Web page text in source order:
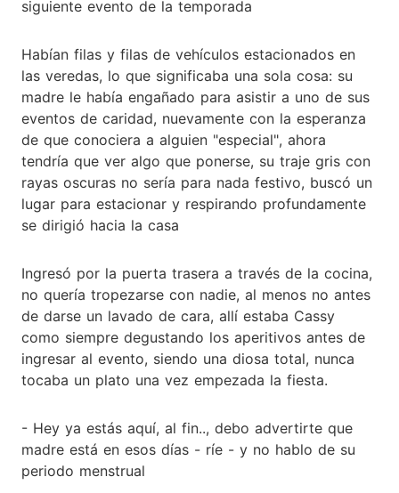
siguiente evento de la temporada
Habían filas y filas de vehículos estacionados en
las veredas, lo que significaba una sola cosa: su
madre le había engañado para asistir a uno de sus
eventos de caridad, nuevamente con la esperanza
de que conociera a alguien "especial", ahora
tendría que ver algo que ponerse, su traje gris con
rayas oscuras no sería para nada festivo, buscó un
lugar para estacionar y respirando profundamente
se dirigió hacia la casa
Ingresó por la puerta trasera a través de la cocina,
no quería tropezarse con nadie, al menos no antes
de darse un lavado de cara, allí estaba Cassy
como siempre degustando los aperitivos antes de
ingresar al evento, siendo una diosa total, nunca
tocaba un plato una vez empezada la fiesta.
- Hey ya estás aquí, al fin.., debo advertirte que
madre está en esos días - ríe - y no hablo de su
periodo menstrual